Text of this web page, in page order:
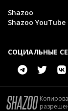
Shazoo
Shazoo YouTube
СОЦИАЛЬНЫЕ